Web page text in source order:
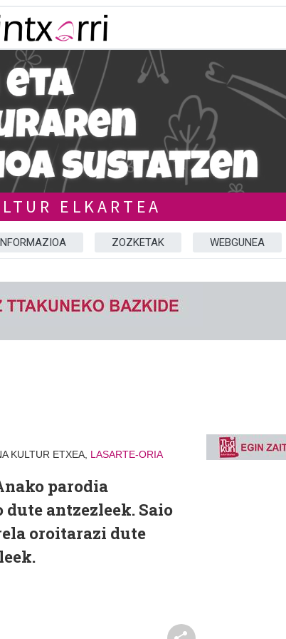
ELKARTEA
ZOZKETAK WEBGUNEA
KULTUR ETXEA, LASARTE-ORIA
parodia
antzezleek. Saio
oroitarazi dute